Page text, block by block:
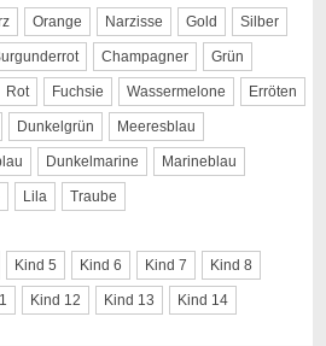
Orange Narzisse Gold Silber
Champagner Grün
Rot Fuchsie Wassermelone Erröten
Dunkelgrün Meeresblau
Dunkelmarine Marineblau
Lila Traube
Kind 5 Kind 6 Kind 7 Kind 8
Kind 12 Kind 13 Kind 14